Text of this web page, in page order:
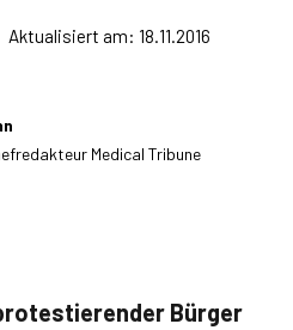
Aktualisiert am: 18.11.2016
Medical Tribune
Bürger